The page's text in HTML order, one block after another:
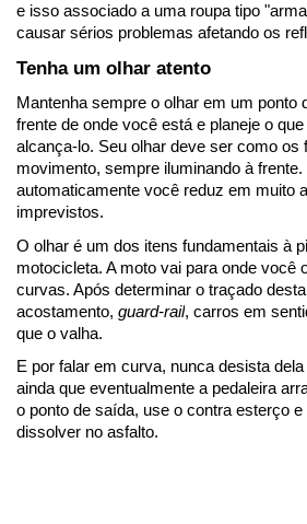
e isso associado a uma roupa tipo
causar sérios problemas afetando os
Tenha um olhar atento
Mantenha sempre o olhar em um ponto
frente de onde você está e planeje o
alcança-lo. Seu olhar deve ser como os
movimento, sempre iluminando à
automaticamente você reduz em muito
imprevistos.
O olhar é um dos itens fundamentais à
motocicleta. A moto vai para onde você
curvas. Após determinar o traçado
acostamento, guard-rail, carros em
que o valha.
E por falar em curva, nunca desista
ainda que eventualmente a pedaleira
o ponto de saída, use o contra esterço
dissolver no asfalto.